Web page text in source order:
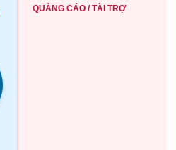
QUẢNG CÁO / TÀI TRỢ